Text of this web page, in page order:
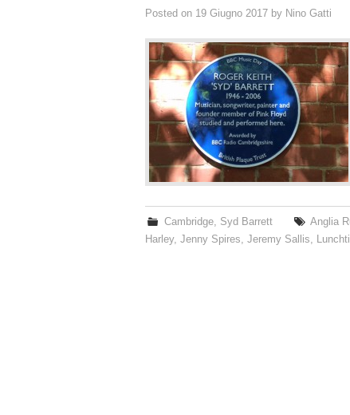
Posted on 19 Giugno 2017 by Nino Gatti
Cambridge Syd Barrett Anglia
Harley, Jenny Spires Jeremy Sallis